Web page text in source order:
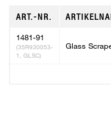
ART.-NR.
1481-91
(35R930053-
1, GLSC)
Glass